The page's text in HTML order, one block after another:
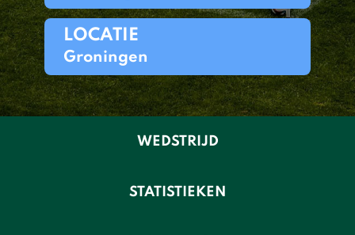
LOCATIE
Groningen
WEDSTRIJD
STATISTIEKEN